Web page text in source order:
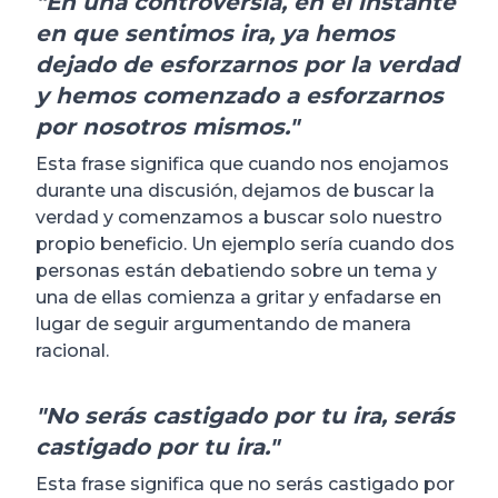
en que sentimos ira, ya hemos
dejado de esforzarnos por la verdad
y hemos comenzado a esforzarnos
por nosotros mismos."
Esta frase significa que cuando nos enojamos
durante una discusión, dejamos de buscar la
verdad y comenzamos a buscar solo nuestro
propio beneficio. Un ejemplo sería cuando dos
personas están debatiendo sobre un tema y
una de ellas comienza a gritar y enfadarse en
lugar de seguir argumentando de manera
racional.
"No serás castigado por tu ira, serás
castigado por tu ira."
Esta frase significa que no serás castigado por